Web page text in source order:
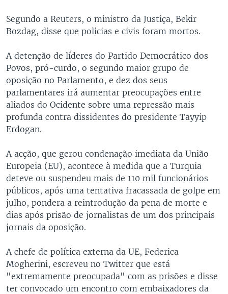
Segundo a Reuters, o ministro da Justiça, Bekir
Bozdag, disse que policias e civis foram mortos.
A detenção de líderes do Partido Democrático dos
Povos, pró-curdo, o segundo maior grupo de
oposição no Parlamento, e dez dos seus
parlamentares irá aumentar preocupações entre
aliados do Ocidente sobre uma repressão mais
profunda contra dissidentes do presidente Tayyip
Erdogan.
A acção, que gerou condenação imediata da União
Europeia (EU), acontece à medida que a Turquia
deteve ou suspendeu mais de 110 mil funcionários
públicos, após uma tentativa fracassada de golpe em
julho, pondera a reintrodução da pena de morte e
dias após prisão de jornalistas de um dos principais
jornais da oposição.
A chefe de política externa da UE, Federica
Mogherini, escreveu no Twitter que está
"extremamente preocupada" com as prisões e disse
ter convocado um encontro com embaixadores da